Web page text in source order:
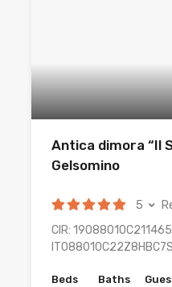
Antica dimora “Il
Gelsomino
5
CIR:
IT088010C22Z8HBC7S
Beds Baths